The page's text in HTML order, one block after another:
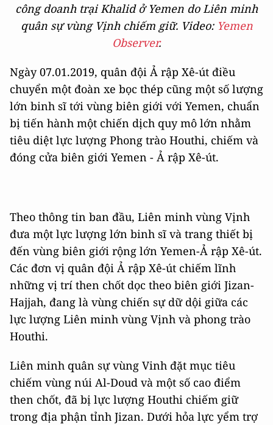
công doanh trại Khalid ở Yemen do Liên minh
quân sự vùng Vịnh chiếm giữ. Video: Yemen
Observer.
Ngày 07.01.2019, quân đội Ả rập Xê-út điều
chuyển một đoàn xe bọc thép cũng một số lượng
lớn binh sĩ tới vùng biên giới với Yemen, chuẩn
bị tiến hành một chiến dịch quy mô lớn nhằm
tiêu diệt lực lượng Phong trào Houthi, chiếm và
đóng cửa biên giới Yemen - Ả rập Xê-út.
Theo thông tin ban đầu, Liên minh vùng Vịnh
đưa một lực lượng lớn binh sĩ và trang thiết bị
đến vùng biên giới rộng lớn Yemen-Ả rập Xê-út.
Các đơn vị quân đội Ả rập Xê-út chiếm lĩnh
những vị trí then chốt dọc theo biên giới Jizan-
Hajjah, đang là vùng chiến sự dữ dội giữa các
lực lượng Liên minh vùng Vịnh và phong trào
Houthi.
Liên minh quân sự vùng Vinh đặt mục tiêu
chiếm vùng núi Al-Doud và một số cao điểm
then chốt, đã bị lực lượng Houthi chiếm giữ
trong địa phận tỉnh Jizan. Dưới hỏa lực yểm trợ